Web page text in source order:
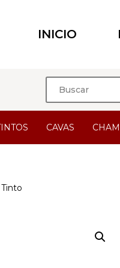
INICIO
CAVAS